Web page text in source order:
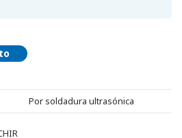
Por soldadura ultrasónica